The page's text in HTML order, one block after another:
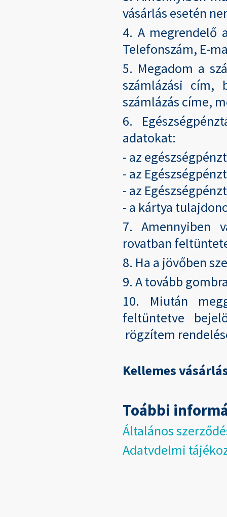
vásárlás esetén
4. A megrendelő
Telefonszám, E-
5. Megadom a
számlázási
számlázás címe,
6.
adatokat:
- az
- az
- az
- a kártya
7. Amennyiben
rovatban
8. Ha a jövőben
9. A tovább
10. Miután
feltüntetve
rögzítem
Kellemes
Toábbi
Általános
Adatvdelmi